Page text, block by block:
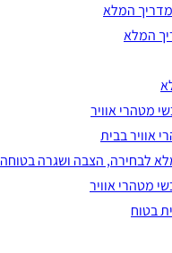
המלא
מטהרי אוויר
אוויר בבית
לבחירה, הצבה ושגרה בטוחה
מטהרי אוויר
בטוח